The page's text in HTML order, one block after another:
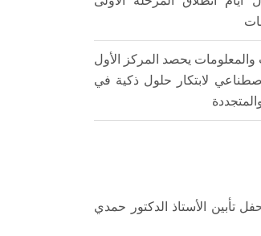
يحصد المركز الأول
لابتكار حلول ذكية في
تأبين الأستاذ الدكتور حمدي